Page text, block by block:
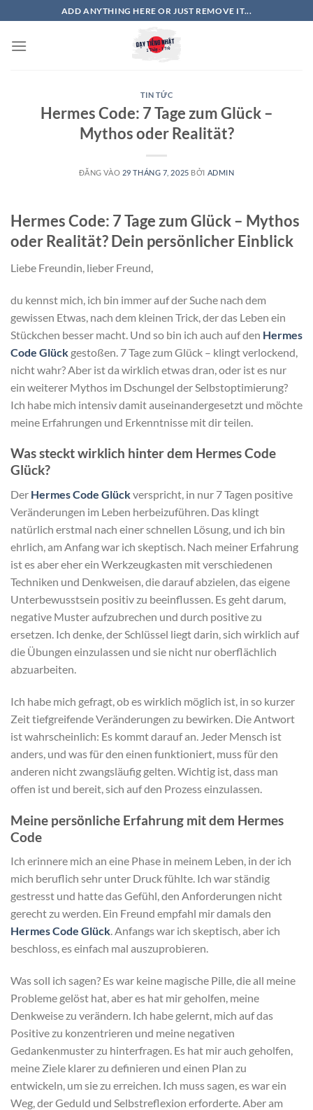
qua
nội
ADD ANYTHING HERE OR JUST REMOVE IT...
TIN TỨC
Hermes Code: 7 Tage zum Glück –
Mythos oder Realität?
ĐĂNG VÀO 29 THÁNG 7, 2025 BỞI ADMIN
Hermes Code: 7 Tage zum Glück – Mythos
oder Realität? Dein persönlicher Einblick
Liebe Freundin, lieber Freund,
du kennst mich, ich bin immer auf der Suche nach dem
gewissen Etwas, nach dem kleinen Trick, der das Leben ein
Stückchen besser macht. Und so bin ich auch auf den Hermes
Code Glück gestoßen. 7 Tage zum Glück – klingt verlockend,
nicht wahr? Aber ist da wirklich etwas dran, oder ist es nur
ein weiterer Mythos im Dschungel der Selbstoptimierung?
Ich habe mich intensiv damit auseinandergesetzt und möchte
meine Erfahrungen und Erkenntnisse mit dir teilen.
Was steckt wirklich hinter dem Hermes Code
Glück?
Der Hermes Code Glückverspricht, in nur 7 Tagen positive
Veränderungen im Leben herbeizuführen. Das klingt
natürlich erstmal nach einer schnellen Lösung, und ich bin
ehrlich, am Anfang war ich skeptisch. Nach meiner Erfahrung
ist es aber eher ein Werkzeugkasten mit verschiedenen
Techniken und Denkweisen, die darauf abzielen, das eigene
Unterbewusstsein positiv zu beeinflussen. Es geht darum,
negative Muster aufzubrechen und durch positive zu
ersetzen. Ich denke, der Schlüssel liegt darin, sich wirklich auf
die Übungen einzulassen und sie nicht nur oberflächlich
abzuarbeiten.
Ich habe mich gefragt, ob es wirklich möglich ist, in so kurzer
Zeit tiefgreifende Veränderungen zu bewirken. Die Antwort
ist wahrscheinlich: Es kommt darauf an. Jeder Mensch ist
anders, und was für den einen funktioniert, muss für den
anderen nicht zwangsläufig gelten. Wichtig ist, dass man
offen ist und bereit, sich auf den Prozess einzulassen.
Meine persönliche Erfahrung mit dem Hermes
Code
Ich erinnere mich an eine Phase in meinem Leben, in der ich
mich beruflich sehr unter Druck fühlte. Ich war ständig
gestresst und hatte das Gefühl, den Anforderungen nicht
gerecht zu werden. Ein Freund empfahl mir damals den
Hermes Code Glück. Anfangs war ich skeptisch, aber ich
beschloss, es einfach mal auszuprobieren.
Was soll ich sagen? Es war keine magische Pille, die all meine
Probleme gelöst hat, aber es hat mir geholfen, meine
Denkweise zu verändern. Ich habe gelernt, mich auf das
Positive zu konzentrieren und meine negativen
Gedankenmuster zu hinterfragen. Es hat mir auch geholfen,
meine Ziele klarer zu definieren und einen Plan zu
entwickeln, um sie zu erreichen. Ich muss sagen, es war ein
Weg, der Geduld und Selbstreflexion erforderte. Aber am